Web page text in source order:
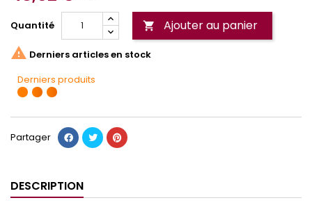
Quantité  Ajouter au panier
 Derniers articles en stock
Derniers produits
Partager
DESCRIPTION